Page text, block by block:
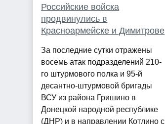
Российские войска
продвинулись в
Красноармейске и Димитрове
За последние сутки отражены
восемь атак подразделений 210-
го штурмового полка и 95-й
десантно-штурмовой бригады
ВСУ из района Гришино в
Донецкой народной республике
(ДНР) и в направлении Котлино с